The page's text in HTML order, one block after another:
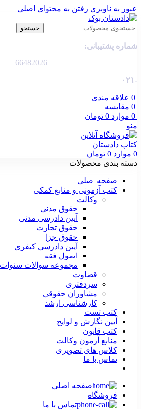
عبور به ناوبری رفتن به محتوای اصلی
جستجو
شماره پشتیبانی:
66482026
-۰۲۱
0 علاقه مندی
0 مقایسه
0 موارد 0 تومان
منو
0 موارد 0 تومان
دسته بندی محصولات
صفحه اصلی
کتب آزمونی و منابع کمکی
وکالت
حقوق مدنی
آیین دادرسی مدنی
حقوق تجارت
حقوق جزا
آیین دادرسی کیفری
اصول فقه
مجموعه سوالات سنوات
قضاوت
سردفتری
مشاوران حقوقی
کارشناسی ارشد
کتب تست
آیین نگارش و لوایح
کتب قانون
منابع آزمون وکالت
کلاس های تصویری
تماس با ما
صفحه اصلی
فروشگاه
تماس با ما